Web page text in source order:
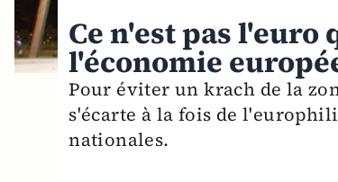
Ce n'est pas
l'économie
Pour éviter un krach de la
s'écarte à la fois de
nationales.